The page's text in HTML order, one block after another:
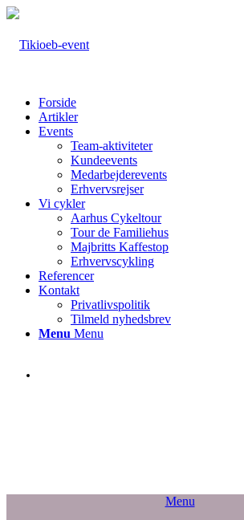
Forside
Artikler
Events
Team-aktiviteter
Kundeevents
Medarbejderevents
Erhvervsrejser
Vi cykler
Aarhus Cykeltour
Tour de Familiehus
Majbritts Kaffestop
Erhvervscykling
Referencer
Kontakt
Privatlivspolitik
Tilmeld nyhedsbrev
Menu Menu
Menu